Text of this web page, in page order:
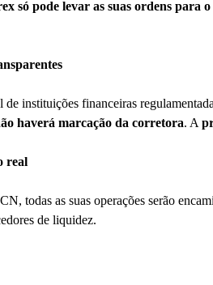
só pode levar as suas ordens para
de instituições financeiras
haverá marcação da corretora. A
real
todas as suas operações serão
de liquidez.